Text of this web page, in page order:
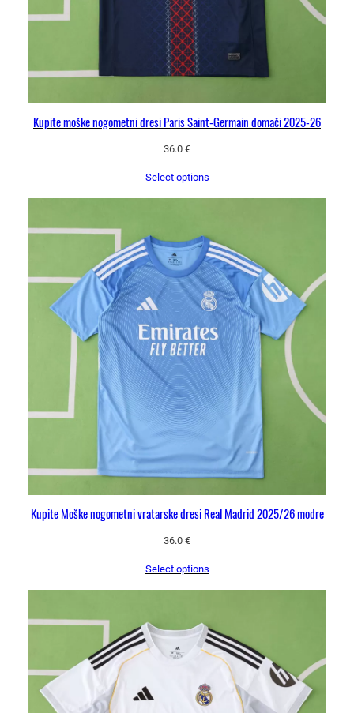
Kupite moške nogometni dresi Paris Saint-Germain domači 2025-26
36.0 €
Select options
Kupite Moške nogometni vratarske dresi Real Madrid 2025/26 modre
36.0 €
Select options